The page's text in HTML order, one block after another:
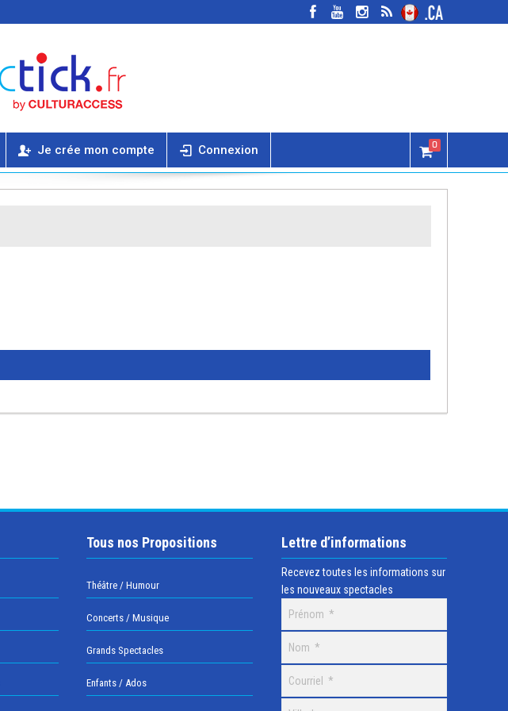
Je crée mon compte Connexion 0
Tous nos Propositions
Théâtre / Humour
Concerts / Musique
Grands Spectacles
Enfants / Ados
Lettre d’informations
Recevez toutes les informations sur
les nouveaux spectacles